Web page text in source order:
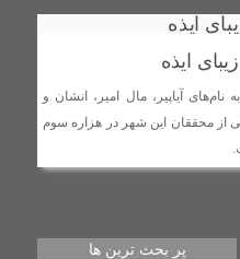
است / اربعین
جنجالی رضا
ایذه
نام‌های آیاپیر، مال امیر، انشان و
از محققان این شهر در هزاره سوم
پر بحث ترین ها